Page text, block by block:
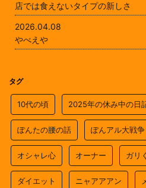
店では食えないタイプの新しさ
2026.04.08
やべえや
タグ
10代の頃 2025年の休み中の日
ぽんたの腰の話 ぽんアル大戦争
オシャレ心 オーナー ガリ
ダイエット ニャアアアン